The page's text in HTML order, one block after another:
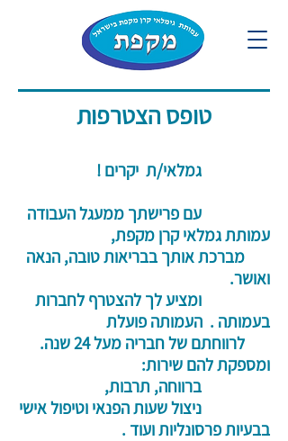
טופס הצטרפות
גמלאי/ת יקרים !
עם פרישתך ממעגל העבודה
עמותת גמלאי קרן מקפת,
מברכת אותך בבריאות טובה, הנאה
ואושר.
ומציע לך להצטרף לחברות
בעמותה . העמותה פועלת
לרווחתם של חבריה מעל 24 שנה.
ומספקת להם שירות:
ברווחה, תרבות,
ניצול שעות הפנאי וטיפול אישי
בבעיות פרסונליות ועוד .